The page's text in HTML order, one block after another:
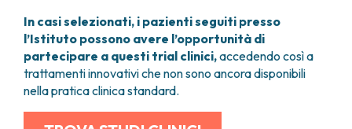
In casi selezionati, i pazienti seguiti presso
l’Istituto possono avere l’opportunità di
partecipare a questi trial clinici,accedendo così a
trattamenti innovativi che non sono ancora disponibili
nella pratica clinica standard.